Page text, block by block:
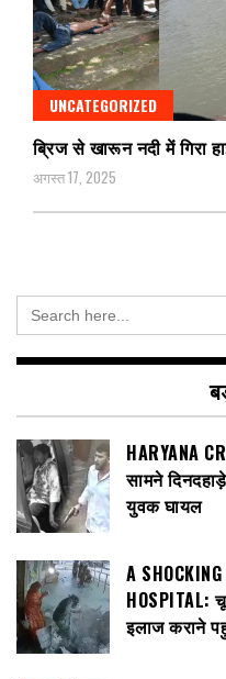
UNCATEGORIZED
ब्रिज से खारून नदी में गिरा
अगस्त 17, 2025
Search
for:
HARYANA
सामने
युवक घायल
A
HOSPITAL:
इलाज कराने